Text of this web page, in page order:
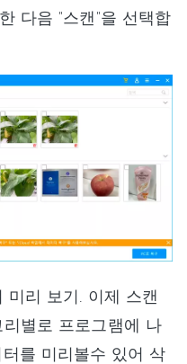
다음 "스캔"을 선택합
미리 보기. 이제 스캔
별로 프로그램에 나
를 미리볼수 있어 삭